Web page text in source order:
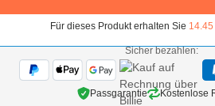
Für dieses Produkt erhalten Sie 14.45
Sicher bezahlen:
Passgarantie Kostenlose